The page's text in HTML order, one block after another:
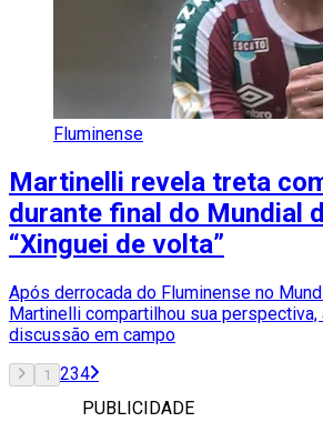
Fluminense
Martinelli revela treta
durante final do Mundial
“Xinguei de volta”
Após derrocada do Fluminense no
Martinelli compartilhou sua perspectiva,
discussão em campo
1 234
PUBLICIDADE